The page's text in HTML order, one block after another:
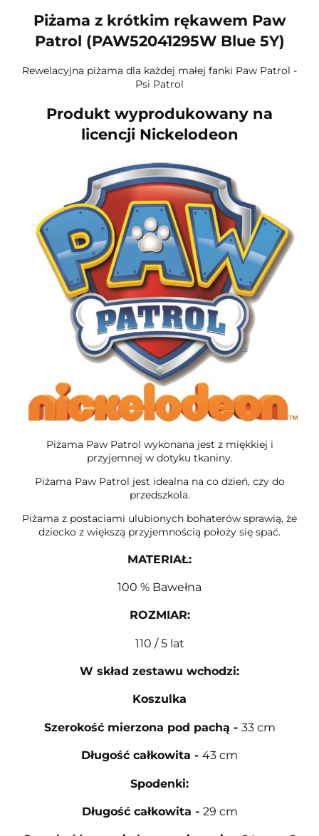
Piżama z krótkim rękawem Paw
Patrol (PAW52041295W Blue 5Y)
Rewelacyjna piżama dla każdej małej fanki Paw Patrol -
Psi Patrol
Produkt wyprodukowany na
licencji Nickelodeon
Piżama Paw Patrol wykonana jest z miękkiej i
przyjemnej w dotyku tkaniny.
Piżama Paw Patrol jest idealna na co dzień, czy do
przedszkola.
Piżama z postaciami ulubionych bohaterów sprawią, że
dziecko z większą przyjemnością położy się spać.
MATERIAŁ:
100 % Bawełna
ROZMIAR:
110 / 5 lat
W skład zestawu wchodzi:
Koszulka
Szerokość mierzona pod pachą - 33 cm
Długość całkowita - 43 cm
Spodenki:
Długość całkowita - 29 cm